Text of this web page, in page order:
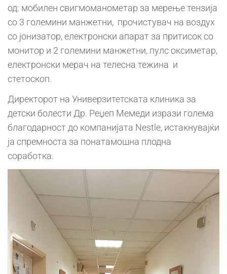
од: мобилен свигмоманометар за мерење тензија
со 3 големини манжетни, прочистувач на воздух
со јонизатор, електронски апарат за притисок со
монитор и 2 големини манжетни, пулс оксиметар,
електронски мерач на телесна тежина и
стетоскоп.
Директорот на Универзитетската клиника за
детски болести Др. Реџеп Мемеди изрази голема
благодарност до компанијата Nestle, истакнувајќи
ја спремноста за понатамошна плодна
соработка.